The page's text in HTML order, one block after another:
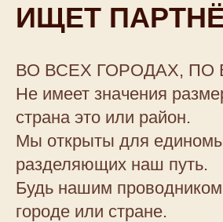
ИЩЕТ
ВО ВСЕХ ГОРОДАХ, ПО
Не имеет значения
страна это или район.
Мы открыты для
разделяющих наш путь.
Будь нашим
городе или стране.